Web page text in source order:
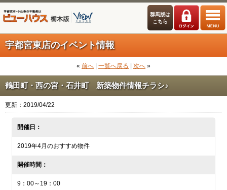
群馬版は
こちら
宇都宮東店のイベント情報
« 前へ 一覧へ戻る 次へ »
鶴田町・西の宮・石井町 新築物件情報チラシ♪
更新：2019/04/22
開催日：
2019年4月のおすすめ物件
開催時間：
9：00～19：00